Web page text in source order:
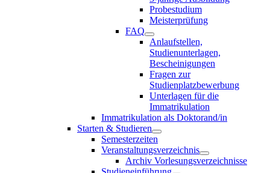
Probestudium
Meisterprüfung
FAQ
Anlaufstellen,
Studienunterlagen,
Bescheinigungen
Fragen zur
Studienplatzbewerbung
Unterlagen für die
Immatrikulation
Immatrikulation als Doktorand/in
Starten & Studieren
Semesterzeiten
Veranstaltungsverzeichnis
Archiv Vorlesungsverzeichnisse